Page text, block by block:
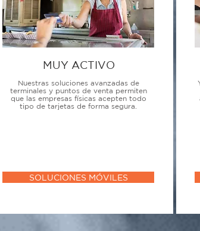
MUY ACTIVO
Nuestras soluciones avanzadas de
terminales y puntos de venta permiten
que las empresas físicas acepten todo
tipo de tarjetas de forma segura.
SOLUCIONES MÓVILES